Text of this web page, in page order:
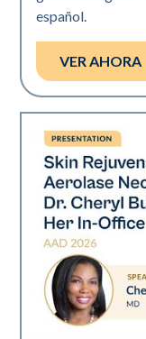
español.
VER AHORA